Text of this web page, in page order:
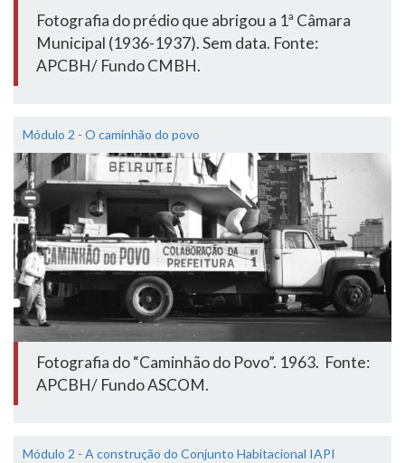
Fotografia do prédio que abrigou a 1ª Câmara
Municipal (1936-1937). Sem data. Fonte:
APCBH/ Fundo CMBH.
Módulo 2 - O caminhão do povo
Fotografia do “Caminhão do Povo”. 1963. Fonte:
APCBH/ Fundo ASCOM.
Módulo 2 - A construção do Conjunto Habitacional IAPI